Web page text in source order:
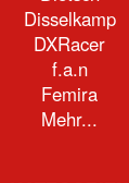
Disselkamp
DXRacer
f.a.n
Femira
Mehr...